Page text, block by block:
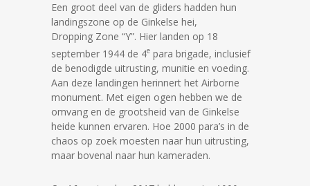
Een groot deel van de gliders hadden hun
landingszone op de Ginkelse hei,
Dropping Zone “Y”. Hier landen op 18
september 1944 de 4e para brigade, inclusief
de benodigde uitrusting, munitie en voeding.
Aan deze landingen herinnert het Airborne
monument. Met eigen ogen hebben we de
omvang en de grootsheid van de Ginkelse
heide kunnen ervaren. Hoe 2000 para’s in de
chaos op zoek moesten naar hun uitrusting,
maar bovenal naar hun kameraden.